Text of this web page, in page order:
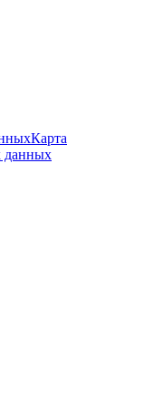
Карта
данных